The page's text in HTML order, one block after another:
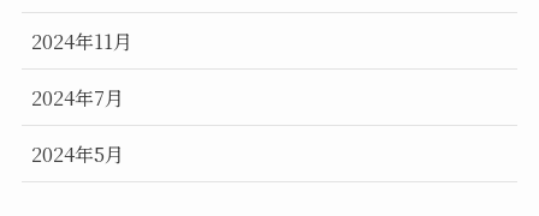
2024年11月
2024年7月
2024年5月